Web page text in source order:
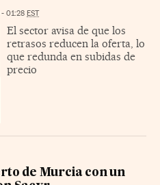
01:28 EST
El sector avisa de que los
retrasos reducen la oferta, lo
que redunda en subidas de
precio
de Murcia con un